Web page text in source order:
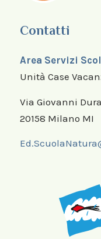
Contatti
Area Servizi
Unità Case
Via Giovanni
20158 Milano MI